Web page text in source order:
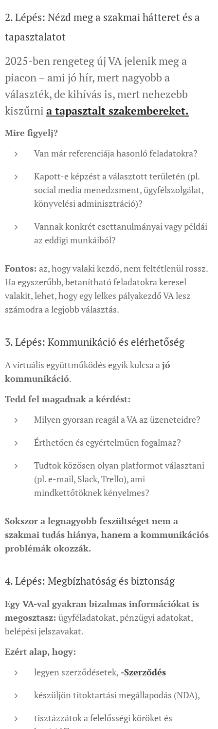
2. Lépés: Nézd meg a szakmai hátteret és a
tapasztalatot
2025-ben rengeteg új VA jelenik meg a
piacon – ami jó hír, mert nagyobb a
választék, de kihívás is, mert nehezebb
kiszűrni a tapasztalt szakembereket.
Mire figyelj?
Van már referenciája hasonló feladatokra?
Kapott-e képzést a választott területén (pl.
social media menedzsment, ügyfélszolgálat,
könyvelési adminisztráció)?
Vannak konkrét esettanulmányai vagy példái
az eddigi munkáiból?
Fontos: az, hogy valaki kezdő, nem feltétlenül rossz.
Ha egyszerűbb, betanítható feladatokra keresel
valakit, lehet, hogy egy lelkes pályakezdő VA lesz
számodra a legjobb választás.
3. Lépés: Kommunikáció és elérhetőség
A virtuális együttműködés egyik kulcsa ajó
kommunikáció.
Tedd fel magadnak a kérdést:
Milyen gyorsan reagál a VA az üzeneteidre?
Érthetően és egyértelműen fogalmaz?
Tudtok közösen olyan platformot választani
(pl. e-mail, Slack, Trello), ami
mindkettőtöknek kényelmes?
Sokszor a legnagyobb feszültséget nem a
szakmai tudás hiánya, hanem a kommunikációs
problémák okozzák.
4. Lépés: Megbízhatóság és biztonság
Egy VA-val gyakran bizalmas információkat is
megosztasz: ügyféladatokat, pénzügyi adatokat,
belépési jelszavakat.
Ezért alap, hogy:
legyen szerződésetek, -Szerződés
készüljön titoktartási megállapodás (NDA),
tisztázzátok a felelősségi köröket és